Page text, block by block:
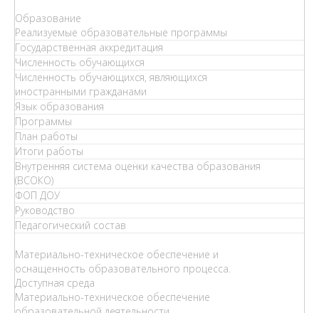
Образование
Реализуемые образовательные программы
Государственная аккредитация
Численность обучающихся
Численность обучающихся, являющихся
иностранными гражданами
Язык образования
Программы
План работы
Итоги работы
Внутренняя система оценки качества образования
(ВСОКО)
ФОП ДОУ
Руководство
Педагогический состав
Материально-техническое обеспечение и
оснащенность образовательного процесса.
Доступная среда
Материально-техническое обеспечение